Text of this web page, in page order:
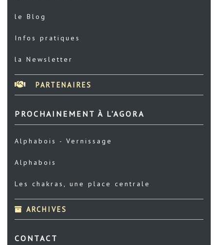
le Blog
Infos pratiques
la Newsletter
PARTENAIRES
PROCHAINEMENT À L'AGORA
Alphabois - Vernissage
Alphabois
Les chakras, une place centrale
ARCHIVES
CONTACT